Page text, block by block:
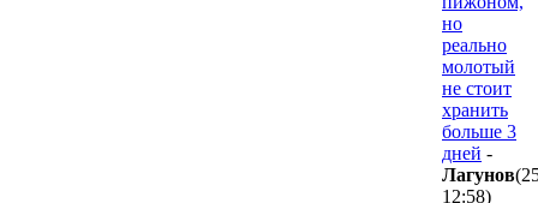
но
реально
молотый
не стоит
хранить
больше 3
дней -
Лaгyнoв
12:58)